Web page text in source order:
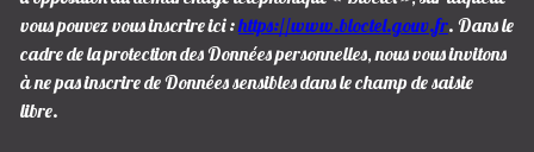
vous pouvez vous inscrire ici :https://www.bloctel.gouv.fr. Dans le
cadre de la protection des Données personnelles, nous vous invitons
à ne pas inscrire de Données sensibles dans le champ de saisie
libre.